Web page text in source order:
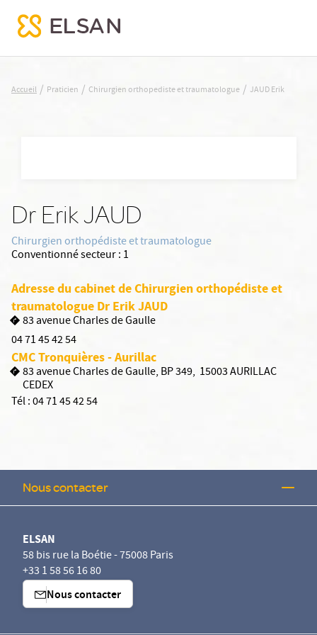
JAUD Erik
Accueil / Praticien / Chirurgien orthopediste et traumatologue / JAUD Erik
Dr Erik JAUD
Chirurgien orthopédiste et traumatologue
Conventionné secteur : 1
Adresse du cabinet de Chirurgien orthopédiste et
traumatologue Dr Erik JAUD
83 avenue Charles de Gaulle
04 71 45 42 54
CMC Tronquières - Aurillac
83 avenue Charles de Gaulle, BP 349, 15003 AURILLAC
CEDEX
Tél :04 71 45 42 54
Nous contacter
ELSAN
58 bis rue la Boétie - 75008 Paris
+33 1 58 56 16 80
Nous contacter